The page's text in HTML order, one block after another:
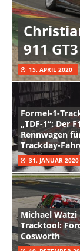
911 GT3
15. APRIL 2020
Formel-1-
„TDF-1“: Der
Rennwagen
Trackday-
31. JANUAR 2020
Michael
Tracktool:
Cosworth